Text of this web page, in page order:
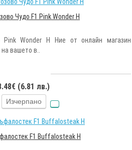
Чудо F1 Pink Wonder H
Wonder H Ние от онлайн магазин
вашето в..
(6.81 лв.)
Изчерпано
F1 Buffalosteak H